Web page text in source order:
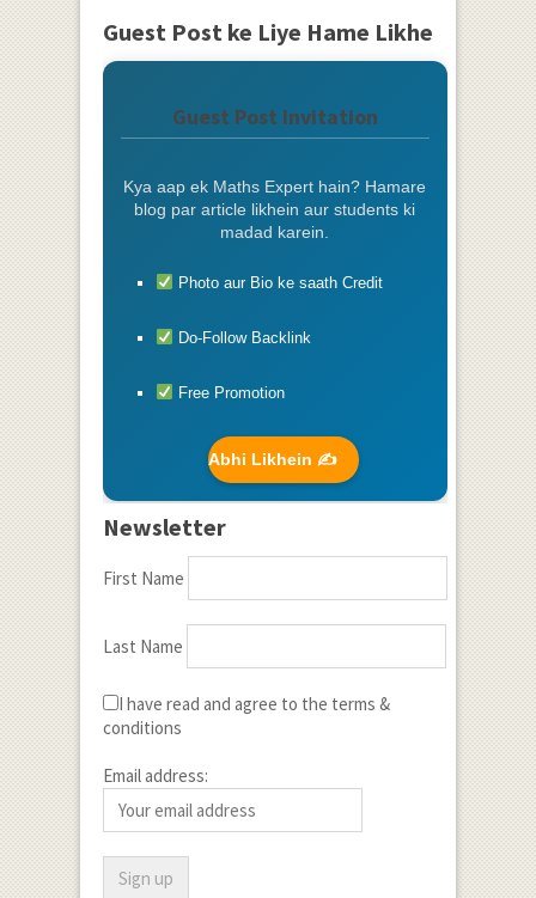
Guest Post ke Liye Hame Likhe
Guest Post Invitation
Kya aap ek Maths Expert hain? Hamare
blog par article likhein aur students ki
madad karein.
Photo aur Bio ke saath Credit
Do-Follow Backlink
Free Promotion
Abhi Likhein ✍️
Newsletter
First Name
Last Name
I have read and agree to the terms &
conditions
Email address: